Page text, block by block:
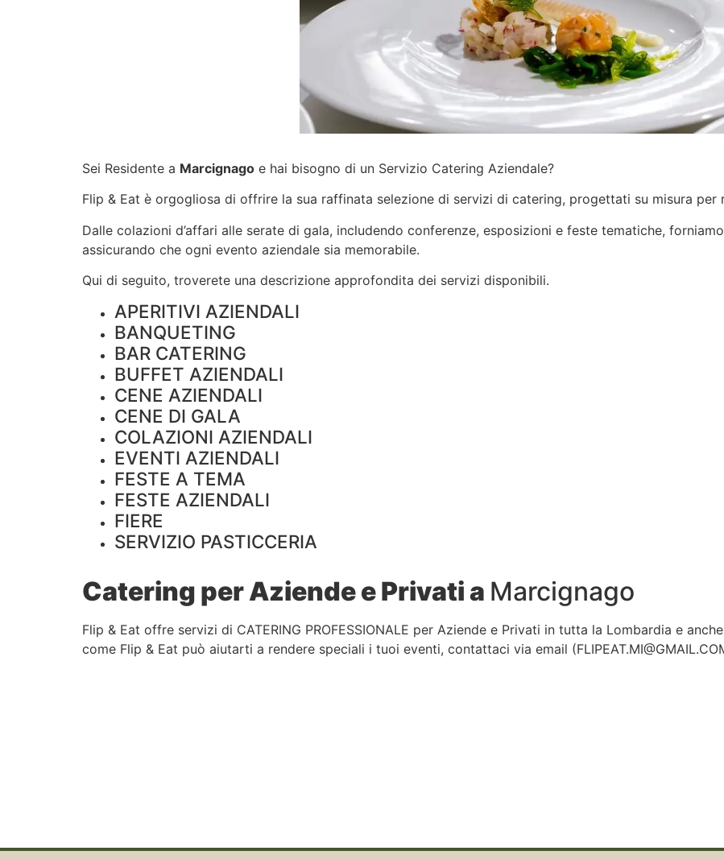
Sei Residente a Marcignago e hai bisogno di un Servizio Catering Aziendale?
Flip & Eat è orgogliosa di offrire la sua raffinata selezione di servizi di catering, progettati su misura per
Dalle colazioni d’affari alle serate di gala, includendo conferenze, esposizioni e feste tematiche,
assicurando che ogni evento aziendale sia memorabile.
Qui di seguito, troverete una descrizione approfondita dei servizi disponibili.
APERITIVI AZIENDALI
BANQUETING
BAR CATERING
BUFFET AZIENDALI
CENE AZIENDALI
CENE DI GALA
COLAZIONI AZIENDALI
EVENTI AZIENDALI
FESTE A TEMA
FESTE AZIENDALI
FIERE
SERVIZIO PASTICCERIA
Catering per Aziende e Privati a Marcignago
Flip & Eat offre servizi di CATERING PROFESSIONALE per Aziende e Privati in tutta la Lombardia e
come Flip & Eat può aiutarti a rendere speciali i tuoi eventi, contattaci via email (